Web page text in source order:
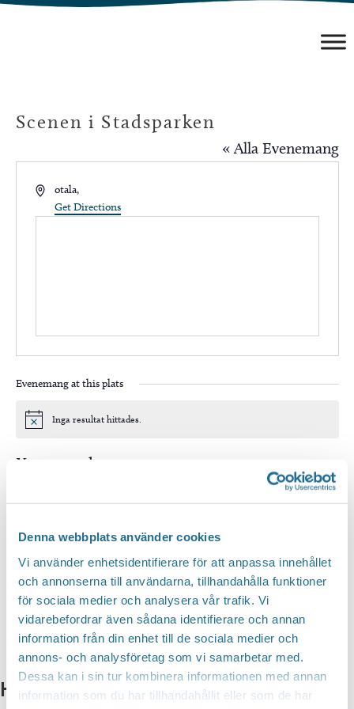
Denna webbplats använder cookies
Vi använder enhetsidentifierare för att anpassa innehållet
och annonserna till användarna, tillhandahålla funktioner
för sociala medier och analysera vår trafik. Vi
vidarebefordrar även sådana identifierare och annan
information från din enhet till de sociala medier och
annons- och analysföretag som vi samarbetar med.
Dessa kan i sin tur kombinera informationen med annan
information som du har tillhandahållit eller som de har
Hoppa
Scenen i Stadsparken
« Alla Evenemang
Address
otala,
Get Directions
Evenemang at this plats
Notis Inga resultat hittades.
Kommande
Prenumerera på kalender
Hittar du inte vad du söker?